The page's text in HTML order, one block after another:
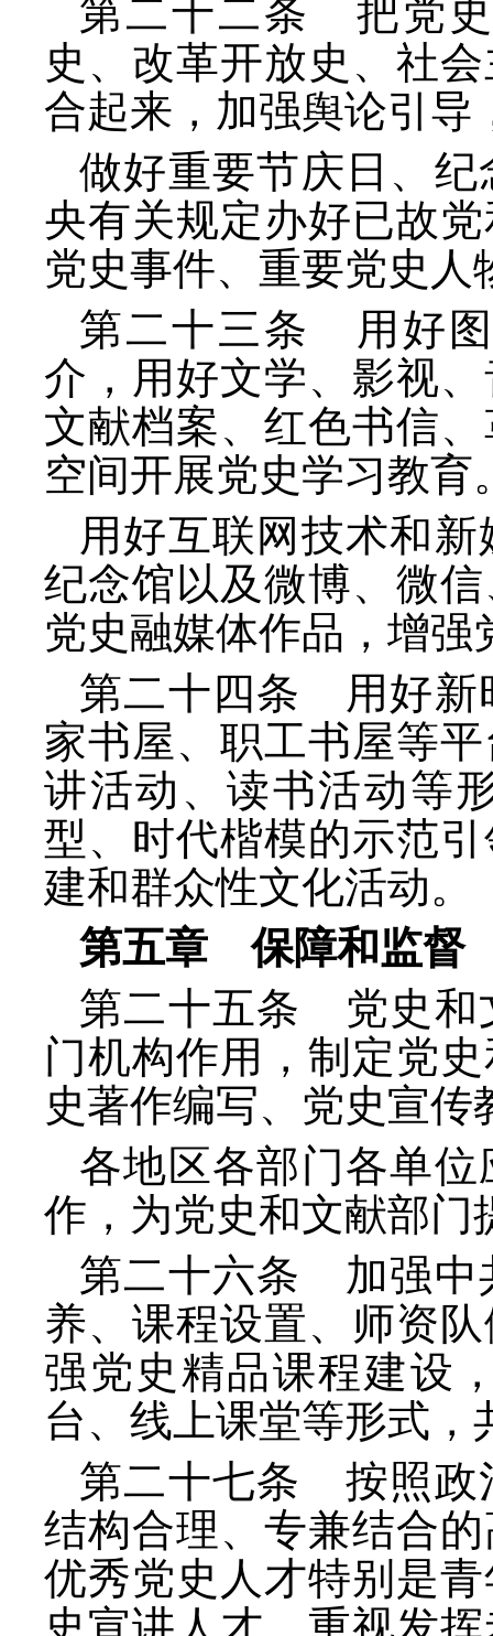
第二十二条 把党史
史、改革开放史、社
合起来，加强舆论引导
做好重要节庆日、
央有关规定办好已故
党史事件、重要党史人
第二十三条 用好图
介，用好文学、影视
文献档案、红色书信
空间开展党史学习教育
用好互联网技术和
纪念馆以及微博、微
党史融媒体作品，增
第二十四条 用好新
家书屋、职工书屋等
讲活动、读书活动等
型、时代楷模的示范
建和群众性文化活动。
第五章 保障和监督
第二十五条 党史和
门机构作用，制定党
史著作编写、党史宣
各地区各部门各单
作，为党史和文献部门
第二十六条 加强中
养、课程设置、师资
强党史精品课程建设
台、线上课堂等形式，
第二十七条 按照政
结构合理、专兼结合
优秀党史人才特别是